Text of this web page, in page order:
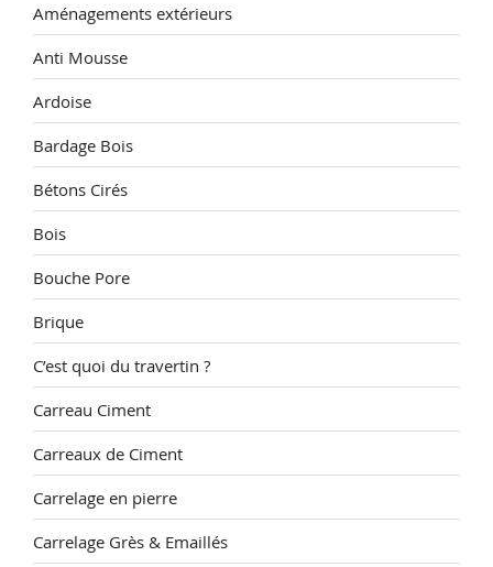
Aménagements extérieurs
Anti Mousse
Ardoise
Bardage Bois
Bétons Cirés
Bois
Bouche Pore
Brique
C’est quoi du travertin ?
Carreau Ciment
Carreaux de Ciment
Carrelage en pierre
Carrelage Grès & Emaillés